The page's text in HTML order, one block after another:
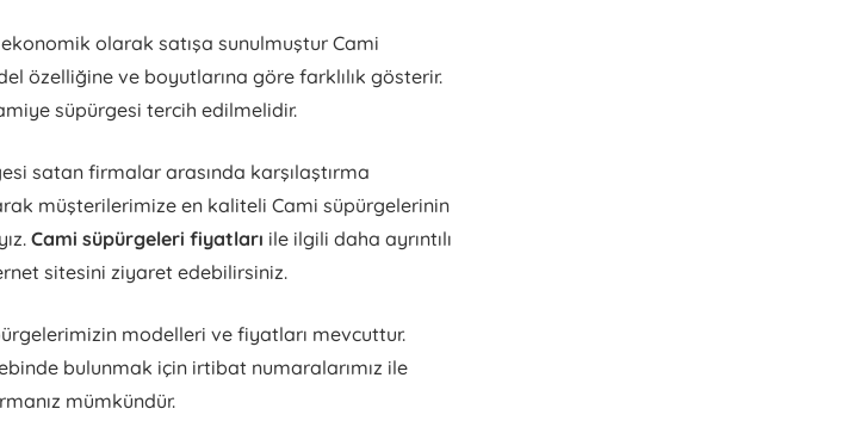
olarak satışa sunulmuştur Cami
özelliğine ve boyutlarına göre farklılık gösterir.
süpürgesi tercih edilmelidir.
satan firmalar arasında karşılaştırma
müşterilerimize en kaliteli Cami süpürgelerinin
Cami süpürgeleri fiyatları ile ilgili daha ayrıntılı
sitesini ziyaret edebilirsiniz.
modelleri ve fiyatları mevcuttur.
bulunmak için irtibat numaralarımız ile
mümkündür.